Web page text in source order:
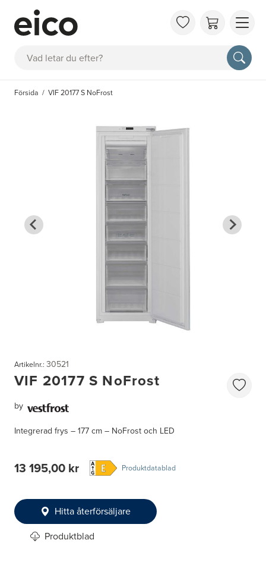
Sök
OM
FAQ
Försida VIF 20177 S NoFrost
Artikelnr.: 30521
VIF 20177 S NoFrost
by
Integrerad frys – 177 cm – NoFrost och LED
13 195,00 kr Produktdatablad
Hitta återförsäljare
Produktblad